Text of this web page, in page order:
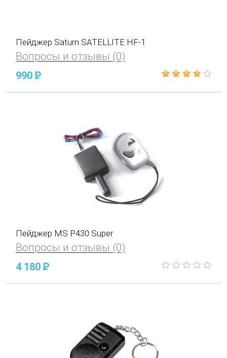
Пейджер Saturn SATELLITE HF-1
Вопросы и отзывы (0)
990P
Пейджер MS P430 Super
Вопросы и отзывы (0)
4 180P